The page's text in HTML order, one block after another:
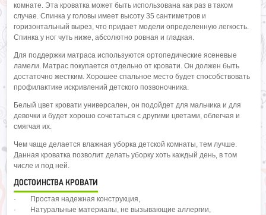
комнате. Эта кроватка может быть использована как раз в таком
случае. Спинка у головы имеет высоту 35 сантиметров и
горизонтальный вырез, что придает модели определенную легкость.
Спинка у ног чуть ниже, абсолютно ровная и гладкая.
Для поддержки матраса используются ортопедические ясеневые
ламели. Матрас покупается отдельно от кровати. Он должен быть
достаточно жестким. Хорошее спальное место будет способствовать
профилактике искривлений детского позвоночника.
Белый цвет кровати универсален, он подойдет для мальчика и для
девочки и будет хорошо сочетаться с другими цветами, облегчая и
смягчая их.
Чем чаще делается влажная уборка детской комнаты, тем лучше.
Данная кроватка позволит делать уборку хоть каждый день, в том
числе и под ней.
ДОСТОИНСТВА КРОВАТИ
· Простая надежная конструкция,
· Натуральные материалы, не вызывающие аллергии,